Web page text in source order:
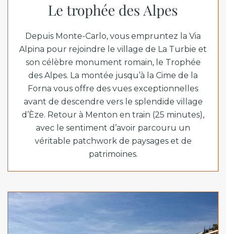
Le trophée des Alpes
Depuis Monte-Carlo, vous empruntez la Via
Alpina pour rejoindre le village de La Turbie et
son célèbre monument romain, le Trophée
des Alpes. La montée jusqu’à la Cime de la
Forna vous offre des vues exceptionnelles
avant de descendre vers le splendide village
d’Èze. Retour à Menton en train (25 minutes),
avec le sentiment d’avoir parcouru un
véritable patchwork de paysages et de
patrimoines.